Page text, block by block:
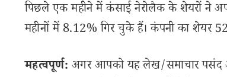
पिछले एक महीने में कंसाई नेरोलैक के शेयरों ने
महीनों में 8.12% गिर चुके हैं। कंपनी का शेयर
महत्वपूर्ण: अगर आपको यह लेख/समाचार